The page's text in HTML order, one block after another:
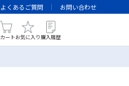
よくあるご質問 お問い合わせ
カートお気に入り 購入履歴